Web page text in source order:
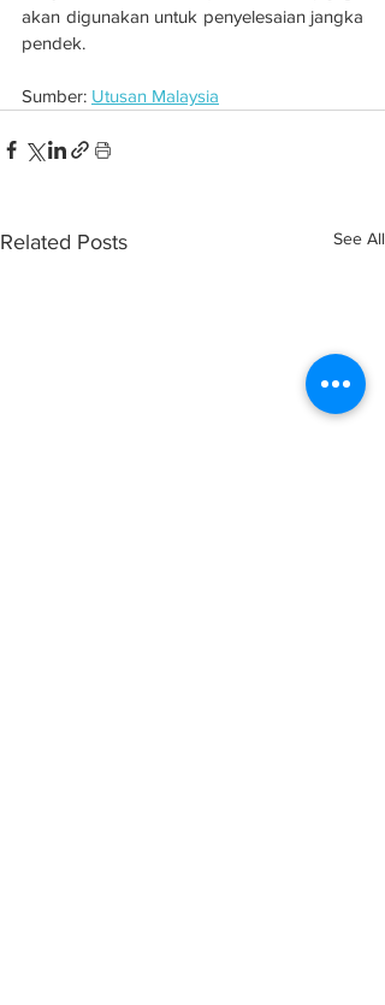
akan digunakan untuk penyelesaian jangka
pendek.
Sumber: Utusan Malaysia
Related Posts See All